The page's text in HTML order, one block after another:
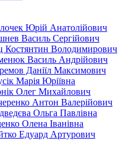
Юрій Анатолійович
Василь Сергійович
Костянтин Володимирович
Василь Андрійович
Даніїл Максимович
Марія Юріївна
Олег Михайлович
Антон Валерійович
Ольга Павлівна
Олена Іванівна
Едуард Артурович